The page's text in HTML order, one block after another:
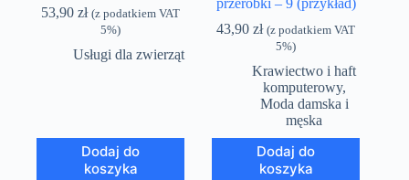
53,90zł (z podatkiem VAT
5%)
Usługi dla zwierząt
Dodaj do
koszyka
przeróbki – 9 (przykład)
43,90zł (z podatkiem VAT
5%)
Krawiectwo i haft
komputerowy,
Moda damska i
męska
Dodaj do
koszyka